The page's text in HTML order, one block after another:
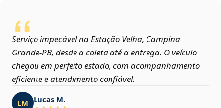
Serviço impecável na Estação Velha, Campina
Grande‑PB, desde a coleta até a entrega. O veículo
chegou em perfeito estado, com acompanhamento
eficiente e atendimento confiável.
LM Lucas M.